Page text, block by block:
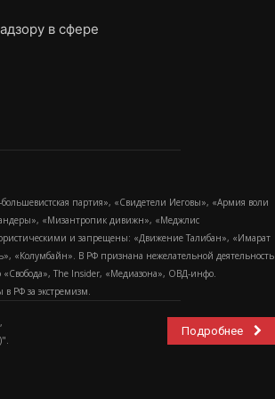
в сфере
партия», «Свидетели Иеговы», «Армия воли
«Мизантропик дивижн», «Меджлис
и запрещены: «Движение Талибан», «Имарат
«Колумбайн». В РФ признана нежелательной деятельность
The Insider, «Медиазона», ОВД-инфо.
РФ за экстремизм.
Подробнее